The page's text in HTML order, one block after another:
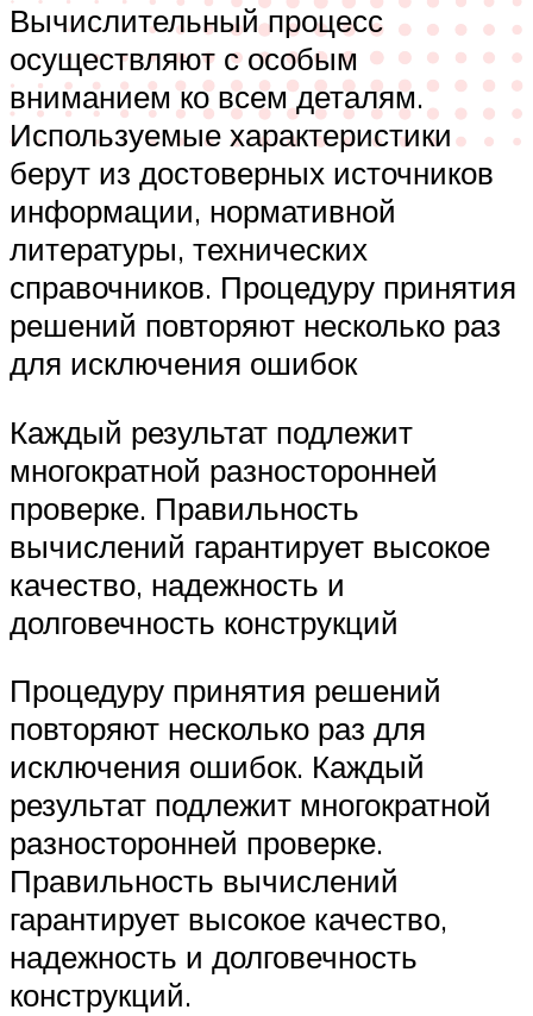
Вычислительный процесс
осуществляют с особым
вниманием ко всем деталям.
Используемые характеристики
берут из достоверных источников
информации, нормативной
литературы, технических
справочников. Процедуру принятия
решений повторяют несколько раз
для исключения ошибок
Каждый результат подлежит
многократной разносторонней
проверке. Правильность
вычислений гарантирует высокое
качество, надежность и
долговечность конструкций
Процедуру принятия решений
повторяют несколько раз для
исключения ошибок. Каждый
результат подлежит многократной
разносторонней проверке.
Правильность вычислений
гарантирует высокое качество,
надежность и долговечность
конструкций.